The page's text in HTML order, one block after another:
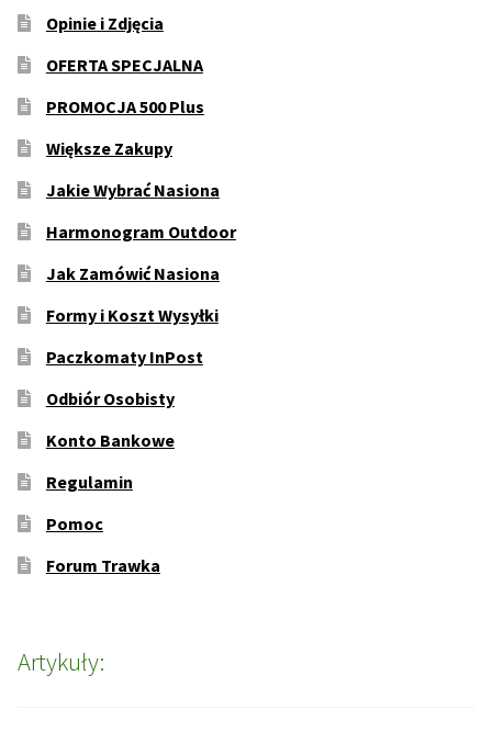
Opinie i Zdjęcia
OFERTA SPECJALNA
PROMOCJA 500 Plus
Większe Zakupy
Jakie Wybrać Nasiona
Harmonogram Outdoor
Jak Zamówić Nasiona
Formy i Koszt Wysyłki
Paczkomaty InPost
Odbiór Osobisty
Konto Bankowe
Regulamin
Pomoc
Forum Trawka
Artykuły: